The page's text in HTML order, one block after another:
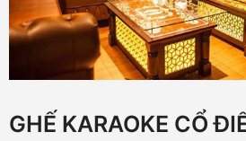
GHẾ KARAOKE CỔ